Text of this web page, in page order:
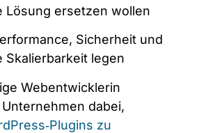
Lösung ersetzen wollen
Sicherheit und
Skalierbarkeit legen
Webentwicklerin
dabei,
zu